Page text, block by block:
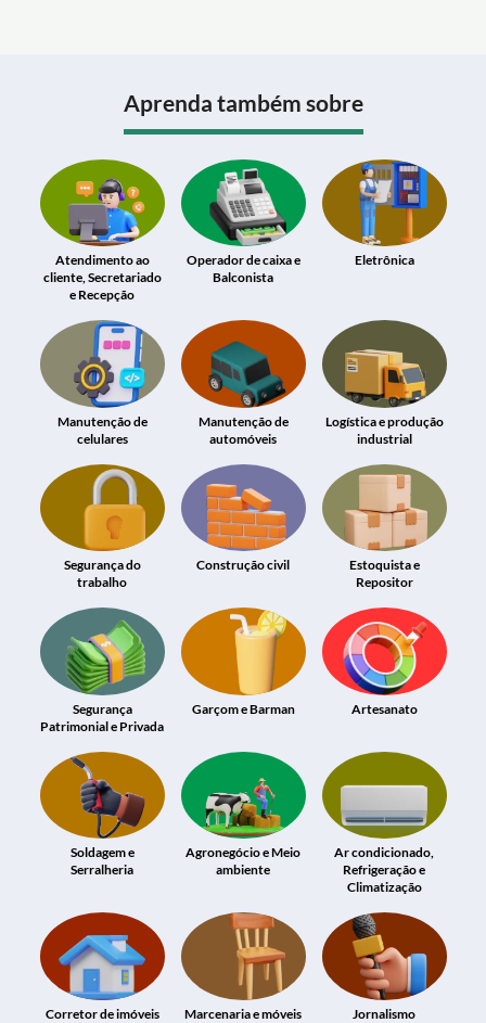
Aprenda também sobre
Atendimento ao
cliente, Secretariado
e Recepção
Operador de caixa e
Balconista
Eletrônica
Manutenção de
celulares
Manutenção de
automóveis
Logística e produção
industrial
Segurança do
trabalho
Construção civil
Estoquista e
Repositor
Segurança
Patrimonial e Privada
Garçom e Barman Artesanato
Soldagem e
Serralheria
Agronegócio e Meio
ambiente
Ar condicionado,
Refrigeração e
Climatização
Corretor de imóveis Marcenaria e móveis Jornalismo